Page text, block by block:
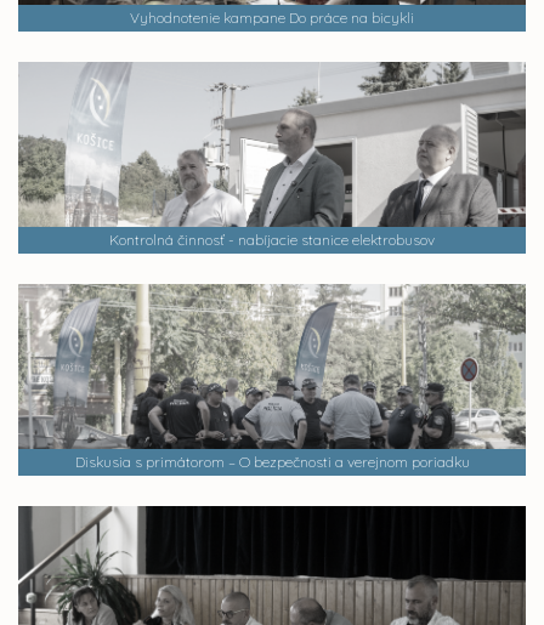
Vyhodnotenie kampane Do práce na bicykli
Kontrolná činnosť - nabíjacie stanice elektrobusov
Diskusia s primátorom – O bezpečnosti a verejnom poriadku